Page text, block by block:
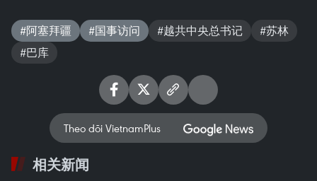
#阿塞拜疆 #国事访问 #越共中央总书记
#苏林
#巴库
Theo dõi VietnamPlus
相关新闻